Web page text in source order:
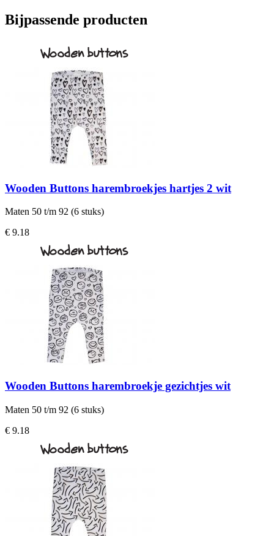
Bijpassende producten
Wooden Buttons harembroekjes hartjes 2 wit
Maten 50 t/m 92 (6 stuks)
€ 9.18
Wooden Buttons harembroekje gezichtjes wit
Maten 50 t/m 92 (6 stuks)
€ 9.18